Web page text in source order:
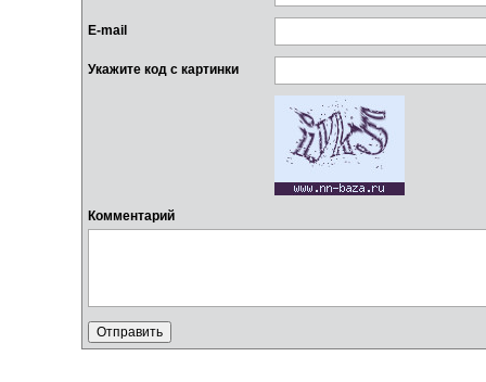
E-mail
Укажите код с картинки
Комментарий